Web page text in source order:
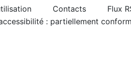
Contacts
Flux
: partiellement